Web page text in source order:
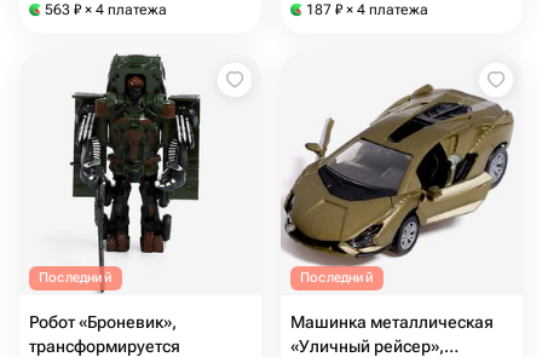
563 ₽ × 4 платежа 187 ₽ × 4 платежа
Последний
Робот «Броневик»,
трансформируется
Последний
Машинка металлическая
«Уличный рейсер»,